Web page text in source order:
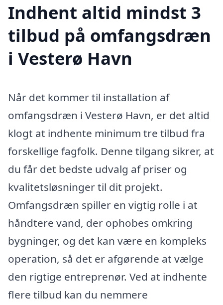
Indhent altid mindst 3
tilbud på omfangsdræn
i Vesterø Havn
Når det kommer til installation af
omfangsdræn i Vesterø Havn, er det altid
klogt at indhente minimum tre tilbud fra
forskellige fagfolk. Denne tilgang sikrer, at
du får det bedste udvalg af priser og
kvalitetsløsninger til dit projekt.
Omfangsdræn spiller en vigtig rolle i at
håndtere vand, der ophobes omkring
bygninger, og det kan være en kompleks
operation, så det er afgørende at vælge
den rigtige entreprenør. Ved at indhente
flere tilbud kan du nemmere